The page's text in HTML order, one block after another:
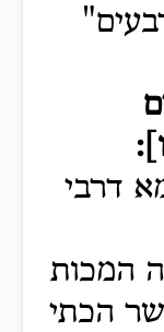
דרבי
המכות
הכתי